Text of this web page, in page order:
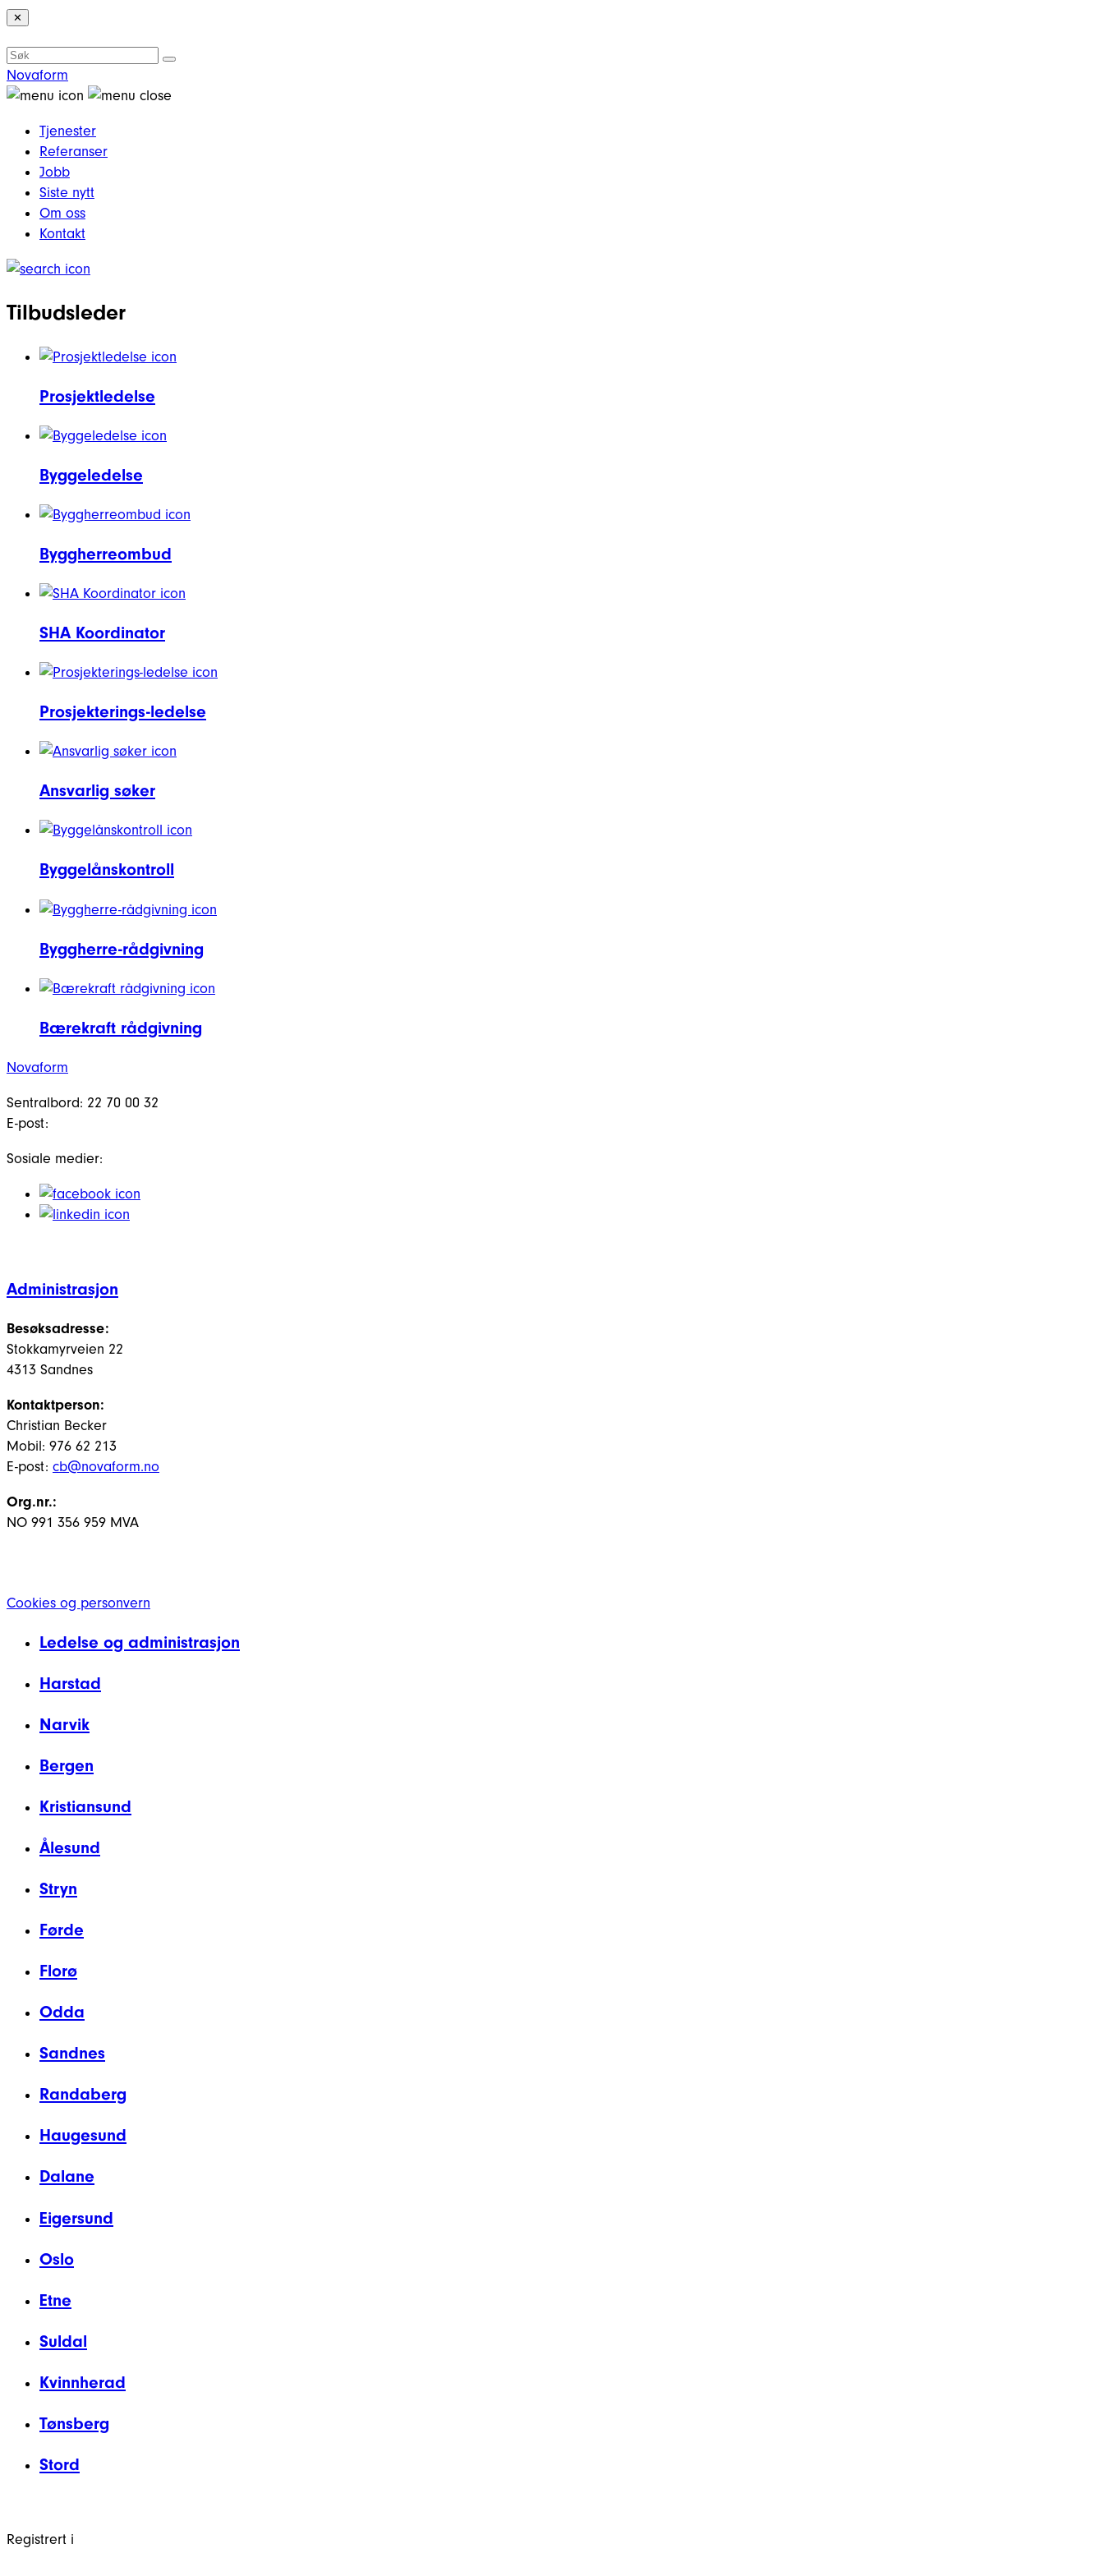
✕
Novaform
Tjenester
Referanser
Jobb
Siste nytt
Om oss
Kontakt
Tilbudsleder
Prosjektledelse
Byggeledelse
Byggherreombud
SHA Koordinator
Prosjekterings-ledelse
Ansvarlig søker
Byggelånskontroll
Byggherre-rådgivning
Bærekraft rådgivning
Novaform
Sentralbord: 22 70 00 32
E-post:
Sosiale medier:
Administrasjon
Besøksadresse:
Stokkamyrveien 22
4313 Sandnes
Kontaktperson:
Christian Becker
Mobil: 976 62 213
E-post: cb@novaform.no
Org.nr.:
NO 991 356 959 MVA
Cookies og personvern
Ledelse og administrasjon
Harstad
Narvik
Bergen
Kristiansund
Ålesund
Stryn
Førde
Florø
Odda
Sandnes
Randaberg
Haugesund
Dalane
Eigersund
Oslo
Etne
Suldal
Kvinnherad
Tønsberg
Stord
Registrert i